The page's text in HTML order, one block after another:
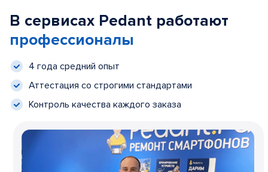
В сервисах Pedant работают
профессионалы
4 года средний опыт
Аттестация со строгими стандартами
Контроль качества каждого заказа